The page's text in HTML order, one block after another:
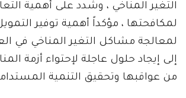
التغير المناخي ، وشدد على أهمية
لمكافحتها ، مؤكداً أهمية توفير
لمعالجة مشاكل التغير المناخي في
إلى إيجاد حلول عاجلة لإحتواء أزمة
من عواقبها وتحقيق التنمية